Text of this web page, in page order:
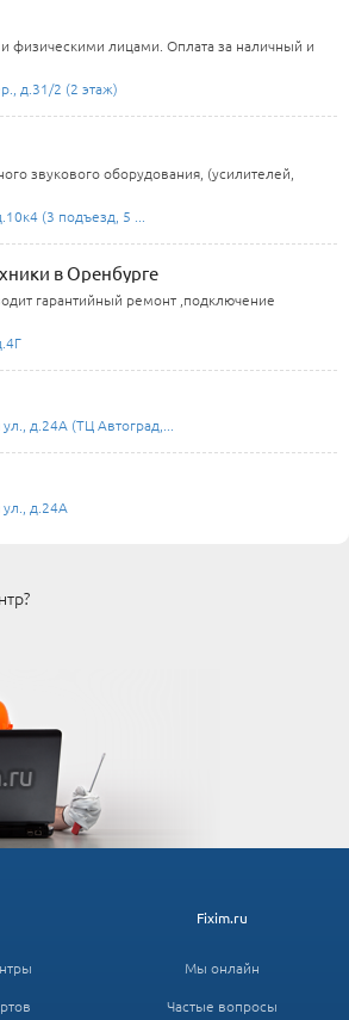
физическими лицами. Оплата за наличный и
д.31/2 (2 этаж)
звукового оборудования, (усилителей,
(3 подъезд, 5 ...
в Оренбурге
гарантийный ремонт ,подключение
д.24А (ТЦ Автоград,...
д.24А
Fixim.ru
Мы онлайн
Частые вопросы